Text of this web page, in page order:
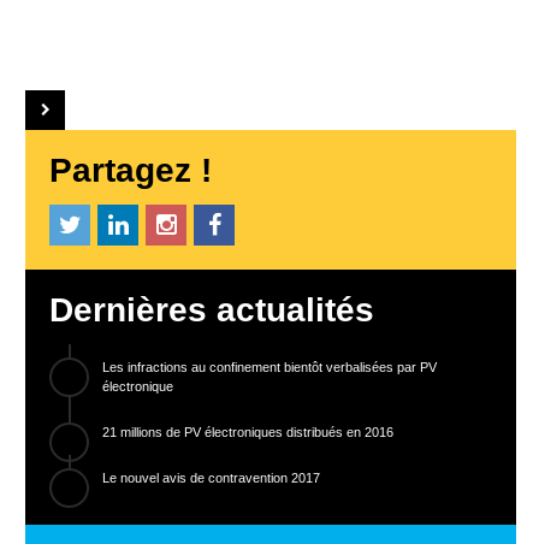
Partagez !
Dernières actualités
Les infractions au confinement bientôt verbalisées par PV
électronique
21 millions de PV électroniques distribués en 2016
Le nouvel avis de contravention 2017